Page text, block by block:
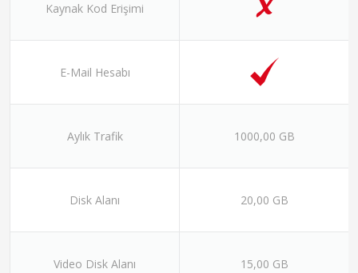
Kaynak Kod Erişimi
E-Mail Hesabı
Aylık Trafik
Disk Alanı
Video Disk Alanı
1000,00 GB
20,00 GB
15,00 GB